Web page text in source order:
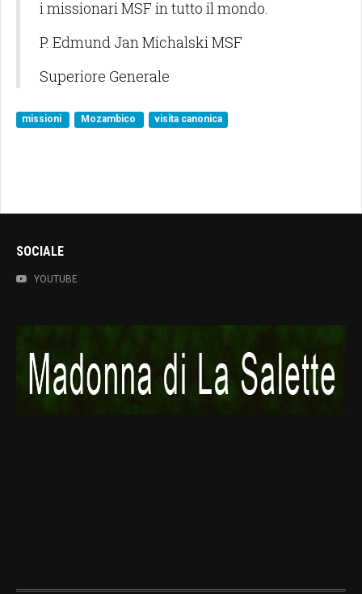
i missionari MSF in tutto il mondo.
P. Edmund Jan Michalski MSF
Superiore Generale
missioni Mozambico visita canonica
SOCIALE
YOUTUBE